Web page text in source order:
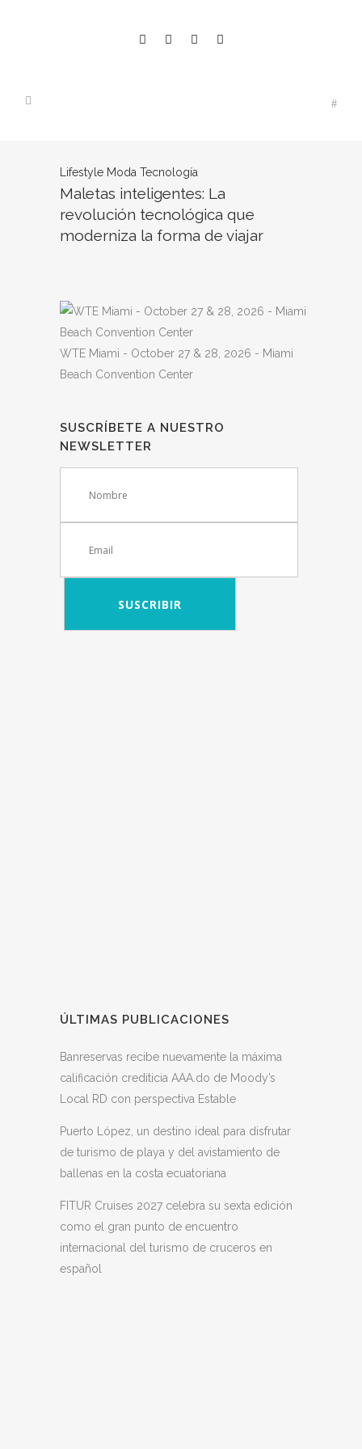
Lifestyle Moda Tecnología
Maletas inteligentes: La
revolución tecnológica que
moderniza la forma de viajar
WTE Miami - October 27 & 28, 2026 - Miami
Beach Convention Center
SUSCRÍBETE A NUESTRO
NEWSLETTER
ÚLTIMAS PUBLICACIONES
Banreservas recibe nuevamente la máxima
calificación crediticia AAA.do de Moody’s
Local RD con perspectiva Estable
Puerto López, un destino ideal para disfrutar
de turismo de playa y del avistamiento de
ballenas en la costa ecuatoriana
FITUR Cruises 2027 celebra su sexta edición
como el gran punto de encuentro
internacional del turismo de cruceros en
español